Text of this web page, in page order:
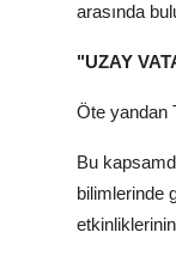
arasında
"UZAY
Öte yandan
Bu
bilimlerinde